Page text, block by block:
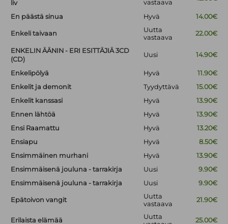
liv
vastaava
En päästä sinua Hyvä 14.00€
Enkeli taivaan
Uutta
vastaava
22.00€
ENKELIN ÄÄNIN - ERI ESITTÄJIÄ 3CD
(CD)
Uusi 14.90€
Enkelipölyä Hyvä
11.90€
Enkelit ja demonit
Tyydyttävä
15.00€
Enkelit kanssasi
Hyvä
13.90€
Ennen lähtöä
Hyvä
13.90€
Ensi Raamattu
Hyvä
13.20€
Ensiapu
Hyvä
8.50€
Ensimmäinen murhani
Hyvä
13.90€
Ensimmäisenä jouluna - tarrakirja
Uusi
9.90€
Ensimmäisenä jouluna - tarrakirja
Uusi 9.90€
Epätoivon vangit
Uutta
vastaava
21.90€
Erilaista elämää
Uutta
25.00€